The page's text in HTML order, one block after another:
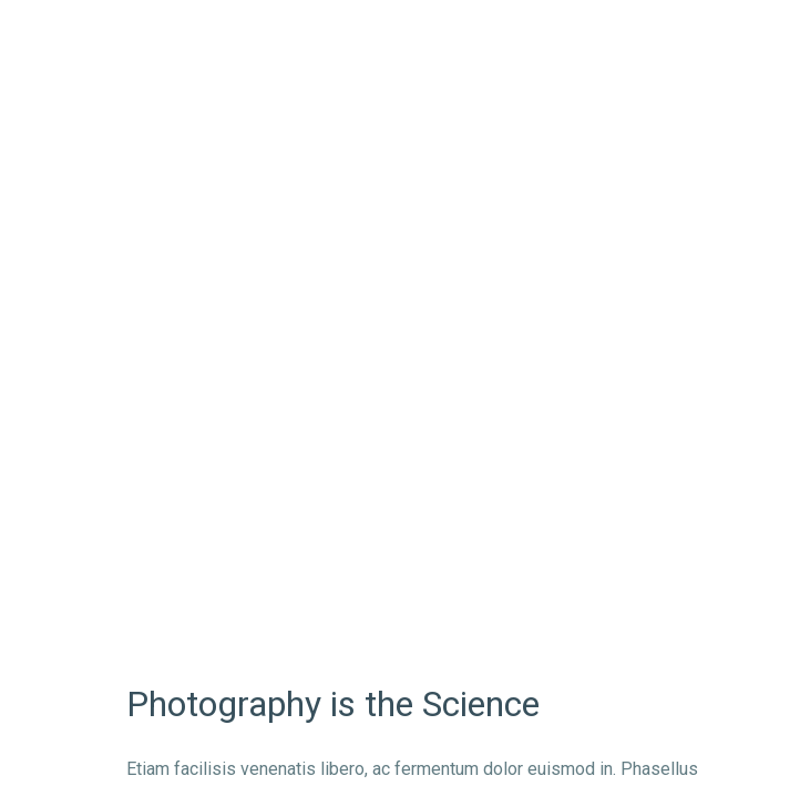
Photography is the Science
Etiam facilisis venenatis libero, ac fermentum dolor euismod in. Phasellus